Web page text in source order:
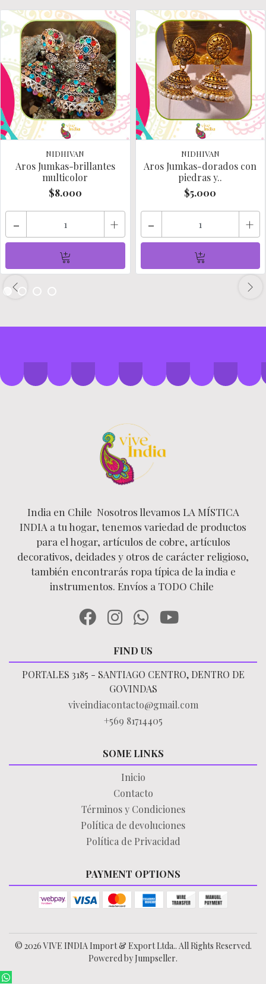
NIDHIVAN
Aros Jumkas-brillantes
multicolor
$8.000
- +
NIDHIVAN
Aros Jumkas-dorados con
piedras y..
$5.000
- +
India en Chile Nosotros llevamos LA MÍSTICA
INDIA a tu hogar, tenemos variedad de productos
para el hogar, artículos de cobre, artículos
decorativos, deidades y otros de carácter religioso,
también encontrarás ropa típica de la india e
instrumentos. Envíos a TODO Chile
FIND US
PORTALES 3185 - SANTIAGO CENTRO, DENTRO DE
GOVINDAS
viveindiacontacto@gmail.com
+569 81714405
SOME LINKS
Inicio
Contacto
Términos y Condiciones
Política de devoluciones
Política de Privacidad
PAYMENT OPTIONS
© 2026 VIVE INDIA Import & Export Ltda.. All Rights Reserved.
Powered by Jumpseller.